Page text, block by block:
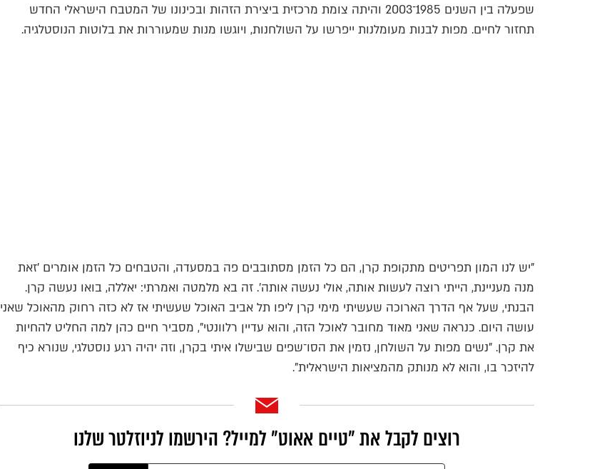
שפעלה בין השנים 1985־2003 והיתה צומת מרכזית ביצירת הזהות ובכינונו של המטבח הישראלי החדש
תחזור לחיים. מפות לבנות מעומלנות ייפרשו על השולחנות, ויוגשו מנות שמעוררות את בלוטות הנוסטלגיה.
"יש לנו המון תפריטים מתקופת קרן, הם כל הזמן מסתובבים פה במסעדה, והטבחים כל הזמן אומרים 'זאת
מנה מעניינת, הייתי רוצה לעשות אותה, אולי נעשה אותה'. זה בא מלמטה ואמרתי: יאללה, בואו נעשה קרן.
הבנתי, שעל אף הדרך הארוכה שעשיתי מימי קרן ליפו תל אביב האוכל שעשיתי אז לא כזה רחוק מהאוכל שאני
עושה היום. כנראה שאני מאוד מחובר לאוכל הזה, והוא עדיין רלוונטי", מסביר חיים כהן למה החליט להחיות
את קרן. "נשים מפות על השולחן, נזמין את הסו־שפים שבישלו איתי בקרן, וזה יהיה רגע נוסטלגי, שנורא כיף
להיזכר בו, והוא לא מנותק מהמציאות הישראלית".
רוצים לקבל את ״טיים אאוט״ למייל? הירשמו לניוזלטר שלנו